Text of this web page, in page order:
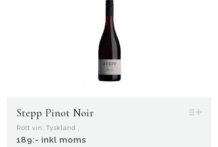
Stepp Pinot Noir
Rött vin, Tyskland ,
189:- inkl moms